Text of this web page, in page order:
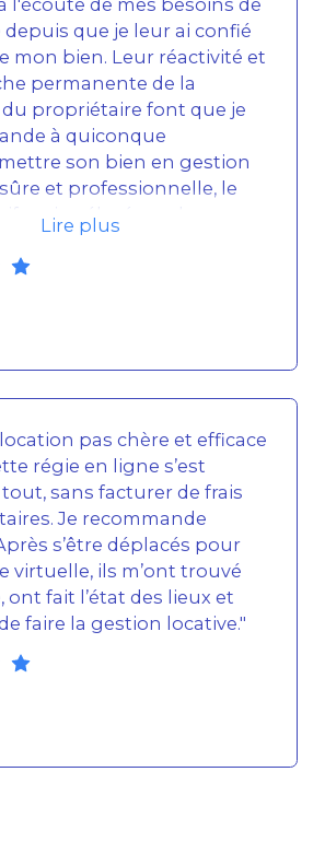
l'écoute de mes besoins de
que je leur ai confié
mon bien. Leur réactivité et
permanente de la
propriétaire font que je
à quiconque
son bien en gestion
et professionnelle, le
moins élevé que les
auxquelles j'ai
!"
Lire plus
pas chère et efficace
régie en ligne s’est
sans facturer de frais
Je recommande
s’être déplacés pour
virtuelle, ils m’ont trouvé
ont fait l’état des lieux et
faire la gestion locative."